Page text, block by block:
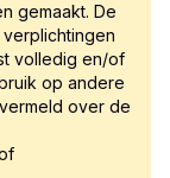
gemaakt. De
volledig en/of
op andere
over de